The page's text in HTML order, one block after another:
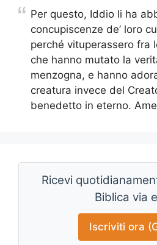
Per questo, Iddio li ha
concupiscenze de’ loro
perché vituperassero fra
che hanno mutato la
menzogna, e hanno
creatura invece del
benedetto in eterno.
Ricevi
Biblica via
Iscriviti ora